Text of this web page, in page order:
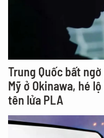
Trung Quốc bất
Mỹ ở Okinawa, hé
tên lửa PLA